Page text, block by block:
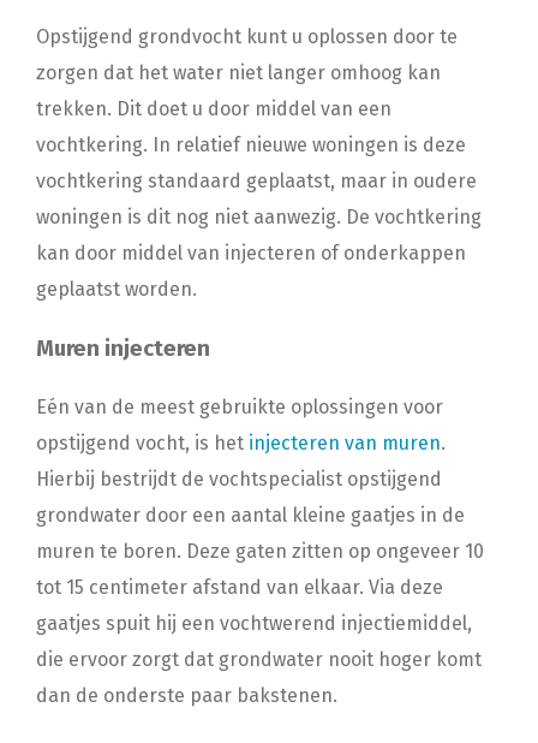
Opstijgend grondvocht kunt u oplossen door te
zorgen dat het water niet langer omhoog kan
trekken. Dit doet u door middel van een
vochtkering. In relatief nieuwe woningen is deze
vochtkering standaard geplaatst, maar in oudere
woningen is dit nog niet aanwezig. De vochtkering
kan door middel van injecteren of onderkappen
geplaatst worden.
Muren injecteren
Eén van de meest gebruikte oplossingen voor
opstijgend vocht, is het injecteren van muren.
Hierbij bestrijdt de vochtspecialist opstijgend
grondwater door een aantal kleine gaatjes in de
muren te boren. Deze gaten zitten op ongeveer 10
tot 15 centimeter afstand van elkaar. Via deze
gaatjes spuit hij een vochtwerend injectiemiddel,
die ervoor zorgt dat grondwater nooit hoger komt
dan de onderste paar bakstenen.